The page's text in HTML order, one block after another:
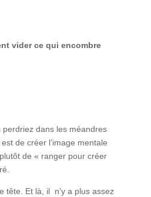
vider ce qui encombre
dans les méandres
de créer l’image mentale
de « ranger pour créer
tête. Et là, il n’y a plus assez